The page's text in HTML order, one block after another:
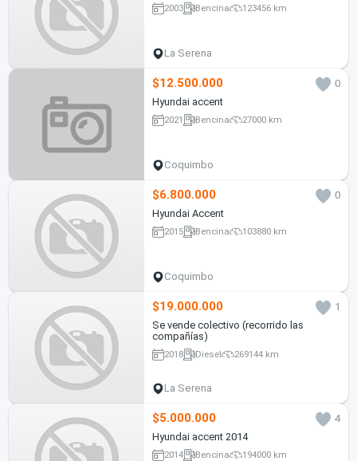
2003 Bencina 123456 km
La Serena
$12.500.000
0
Hyundai accent
2021 Bencina 27000 km
Coquimbo
$6.800.000
0
Hyundai Accent
2015 Bencina 103880 km
Coquimbo
$19.000.000
1
Se vende colectivo (recorrido las
compañías)
2018 Diesel 269144 km
La Serena
$5.000.000
4
Hyundai accent 2014
2014 Bencina 194000 km